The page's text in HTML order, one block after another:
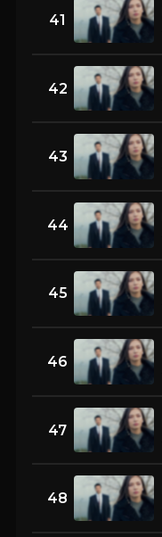
41
42
43
44
45
46
47
48